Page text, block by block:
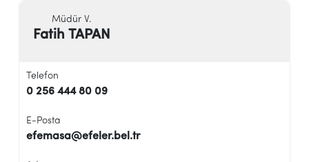
Müdür V.
Fatih TAPAN
Telefon
0 256 444 80 09
E-Posta
efemasa@efeler.bel.tr